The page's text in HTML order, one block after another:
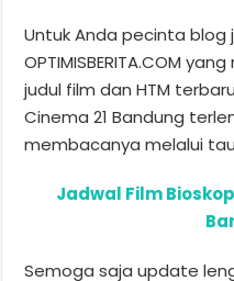
Untuk Anda pecinta blog
OPTIMISBERITA.COM
judul film dan HTM
Cinema 21 Bandung
membacanya melalui
Jadwal Film
Semoga saja update